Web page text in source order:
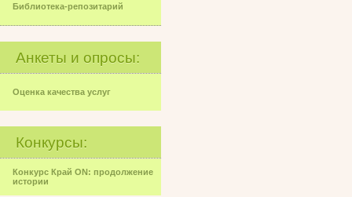
Библиотека-репозитарий
Анкеты и опросы:
Оценка качества услуг
Конкурсы:
Конкурс Край ON: продолжение
истории